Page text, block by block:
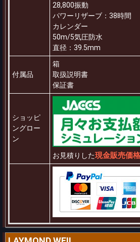
28,800振動
パワーリザーブ：38時間
カレンダー
50m/5気圧防水
直径：39.5mm
付属品
箱
取扱説明書
保証書
ショッピ
ングロー
ン
お見積りした現金販売価格